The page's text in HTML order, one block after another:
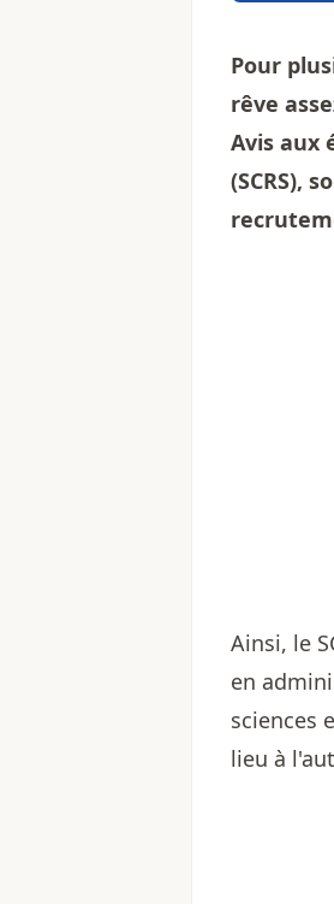
Pour
rêve
Avis aux
(SCRS),
Ainsi, le
en
sciences
lieu à